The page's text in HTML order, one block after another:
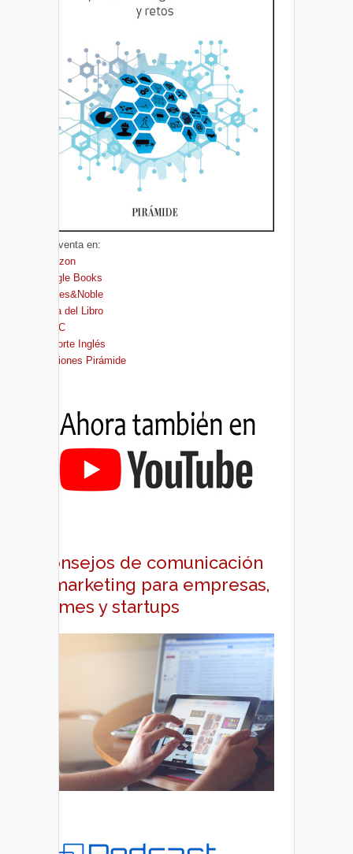
A la venta en:
Amazon
Google Books
Barnes&Noble
Casa del Libro
FNAC
El Corte Inglés
Ediciones Pirámide
Consejos de comunicación
y marketing para empresas,
pymes y startups